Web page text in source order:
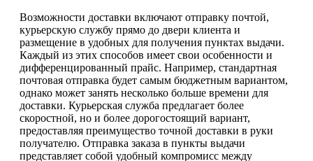
Возможности доставки включают отправку почтой,
курьерскую службу прямо до двери клиента и
размещение в удобных для получения пунктах выдачи.
Каждый из этих способов имеет свои особенности и
дифференцированный прайс. Например, стандартная
почтовая отправка будет самым бюджетным вариантом,
однако может занять несколько больше времени для
доставки. Курьерская служба предлагает более
скоростной, но и более дорогостоящий вариант,
предоставляя преимущество точной доставки в руки
получателю. Отправка заказа в пункты выдачи
представляет собой удобный компромисс между